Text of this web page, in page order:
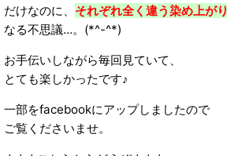
だけなのに、 それぞれ全く違う染め上がり
なる不思議…。(*^-^*)
お手伝いしながら毎回見ていて、
とても楽しかったです♪
一部をfacebookにアップしましたので
ご覧くださいませ。